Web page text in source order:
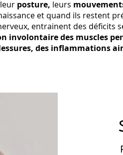
posture, leurs
et quand ils restent
entrainent des déficits
involontaire des muscles
des inflammations